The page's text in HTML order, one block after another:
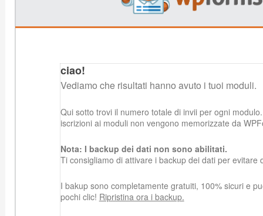
ciao!
Vediamo che risultati hanno avuto i tuoi moduli.
Qui sotto trovi il numero totale di invii per ogni
iscrizioni ai moduli non vengono memorizzate da
Nota: I backup dei dati non sono abilitati.
Ti consigliamo di attivare i backup dei dati per evitare
I bakup sono completamente gratuiti, 100% sicuri e
pochi clic! Ripristina ora i backup.